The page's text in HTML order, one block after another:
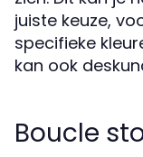
juiste keuze,
specifieke
kan ook
Boucle